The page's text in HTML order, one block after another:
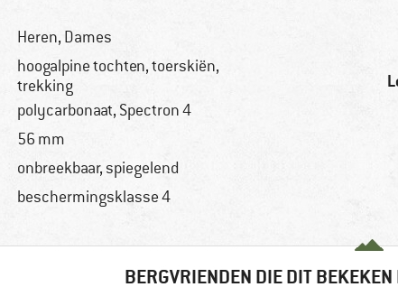
Heren, Dames
hoogalpine tochten, toerskiën,
trekking
polycarbonaat, Spectron 4
56 mm
onbreekbaar, spiegelend
beschermingsklasse 4
BERGVRIENDEN DIE DIT